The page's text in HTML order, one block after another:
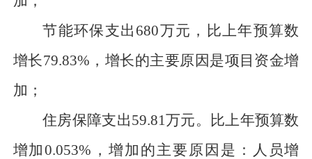
节能环保支出 680万元， 比上年预算数
增长79.83%，增长的主要原因是项目资金增
加；
住房保障支出59.81万元。
比上年预算数
增加0.053%，增加 的主要原因是：
人员增